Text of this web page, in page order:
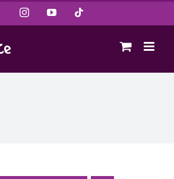
FacebookInstagramYouTube